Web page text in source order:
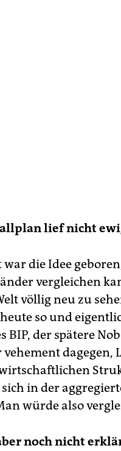
lief nicht
die Idee
vergleichen
völlig neu zu
so und
BIP, der spätere
dagegen,
in der
würde also
noch nicht